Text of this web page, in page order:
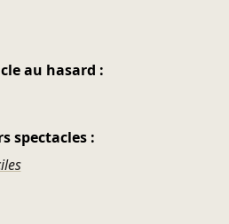
au hasard :
spectacles :